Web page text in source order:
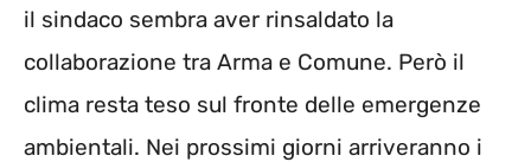
il sindaco sembra aver rinsaldato la
collaborazione tra Arma e Comune. Però il
clima resta teso sul fronte delle emergenze
ambientali. Nei prossimi giorni arriveranno i